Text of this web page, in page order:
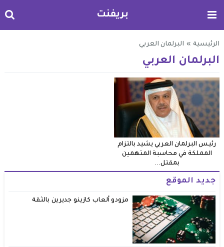
بريفنت
الرئيسية » البرلمان العربي
البرلمان العربي
رئيس البرلمان العربي يشيد بالتزام
المملكة في محاسبة المتهمين
بمقتل...
جديد الموقع
مزودو ألعاب كازينو جديرين بالثقة